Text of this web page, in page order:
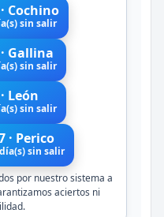
Cochino
sin salir
Gallina
sin salir
León
sin salir
· Perico
sin salir
por nuestro sistema a
aciertos ni